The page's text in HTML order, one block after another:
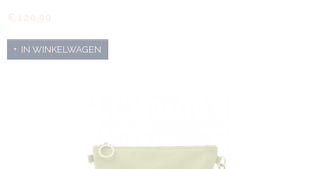
€ 120,99
IN WINKELWAGEN